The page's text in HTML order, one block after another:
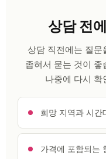
상담 전
상담 직전에는 질문
좁혀서 묻는 것이
나중에 다시 확
희망 지역과 시간
가격에 포함되는